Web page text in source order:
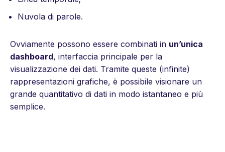
Nuvola di parole.
Ovviamente possono essere combinati in un’unica
dashboard, interfaccia principale per la
visualizzazione dei dati. Tramite queste (infinite)
rappresentazioni grafiche, è possibile visionare un
grande quantitativo di dati in modo istantaneo e più
semplice.